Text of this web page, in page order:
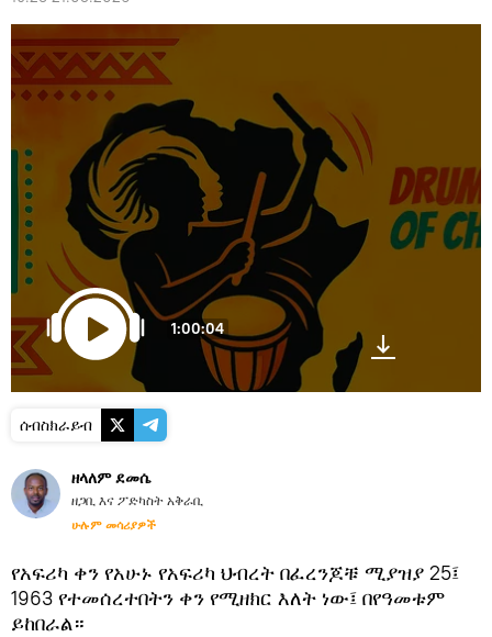
1:00:04
ሰብስክራይብ
ዘላለም ደመሴ
ዘጋቢ እና ፖድካስት አቅራቢ
ሁሉም መሳሪያዎች
የአፍሪካ ቀን የአሁኑ የአፍሪካ ህብረት በፈረንጆቹ ሚያዝያ 25፤
1963 የተመሰረተበትን ቀን የሚዘክር እለት ነው፤ በየዓመቱም
ይከበራል።